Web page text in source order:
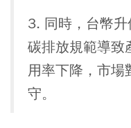
3. 同時，台幣
碳排放規範導致
用率下降，市場
守。